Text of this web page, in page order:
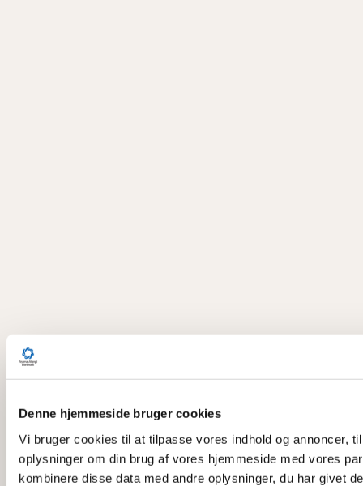
Denne hjemmeside bruger cookies
Vi bruger cookies til at tilpasse vores indhold og annoncer,
oplysninger om din brug af vores hjemmeside med vores
kombinere disse data med andre oplysninger, du har givet